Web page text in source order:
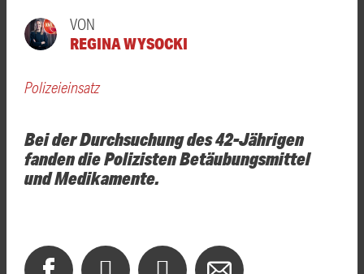
VON
REGINA WYSOCKI
Polizeieinsatz
Bei der Durchsuchung des 42-Jährigen
fanden die Polizisten Betäubungsmittel
und Medikamente.